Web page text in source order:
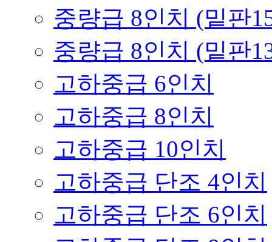
중량급 8인치 (밑판
중량급 8인치 (밑판
고하중급 6인치
고하중급 8인치
고하중급 10인치
고하중급 단조 4인치
고하중급 단조 6인치